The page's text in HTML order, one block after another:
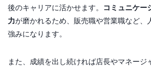
後のキャリアに活かせます。
コミュニケー
力が磨かれるため、販売職や営業職など、
強みになります。
また、成績を出し続ければ店長やマネージ